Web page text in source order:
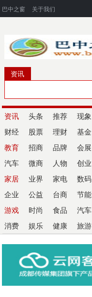
巴中之窗 关于我们
资讯
资讯 头条 推荐 现象
财经 股票 理财 基金
教育 招商 品牌 会展
汽车 微商 人物 创业
家居 业界 家电 数码
企业 公益 台商 节能
游戏 时尚 食品 汽车
消费 娱乐 健康 旅游